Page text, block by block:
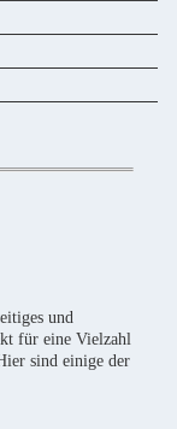
und
für eine Vielzahl
sind einige der